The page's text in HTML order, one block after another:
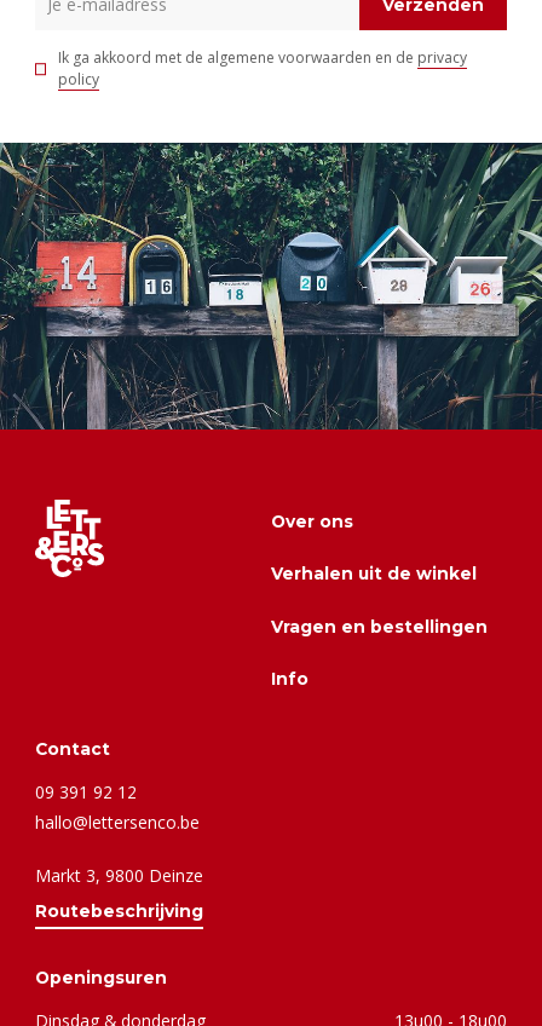
Verzenden
Ik ga akkoord met de algemene voorwaarden en de privacy
policy
Over ons
Verhalen uit de winkel
Vragen en bestellingen
Info
Contact
09 391 92 12
hallo@lettersenco.be
Markt 3, 9800 Deinze
Routebeschrijving
Openingsuren
Dinsdag & donderdag 13u00 - 18u00